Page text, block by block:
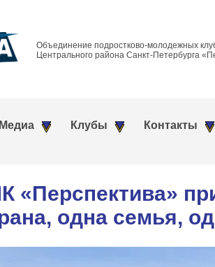
Объединение подростково-молодежных
Центрального района Санкт-Петербурга
Медиа Клубы Контакты
«Перспектива»
одна семья,